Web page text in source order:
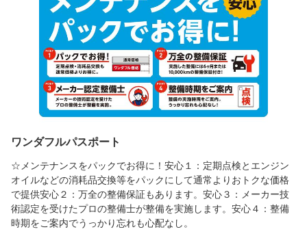
ワンダフルパスポート
☆メンテナンスをパックでお得に！安心１：定期点検とエンジン
オイルなどの消耗品交換等をパックにして通常よりおトクな価格
で提供安心２：万全の整備保証もあります。安心３：メーカー技
術認定を受けたプロの整備士が整備を実施します。安心４：整備
時期をご案内でうっかり忘れも心配なし。